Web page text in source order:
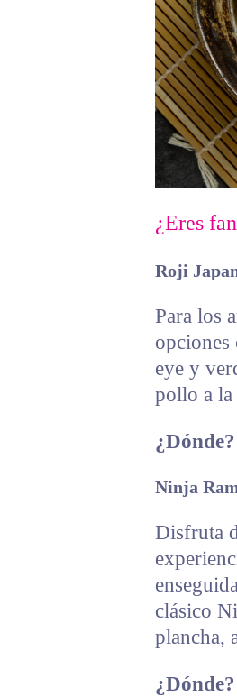
¿Eres
Roji
Para los
eye y
pollo a la
¿Dónde?
Ninja
Disfruta
clásico
plancha,
¿Dónde?